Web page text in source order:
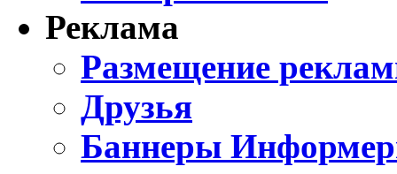
Реклама
Размещение
Друзья
Баннеры